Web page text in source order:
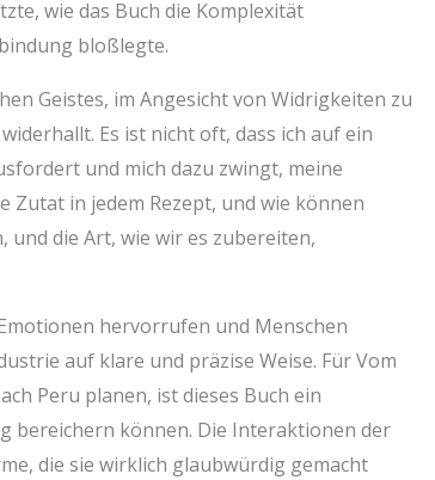
wie das Buch die Komplexität
bloßlegte.
Geistes, im Angesicht von Widrigkeiten zu
Es ist nicht oft, dass ich auf ein
und mich dazu zwingt, meine
in jedem Rezept, und wie können
und die Art, wie wir es zubereiten,
hervorrufen und Menschen
auf klare und präzise Weise. Für Vom
Peru planen, ist dieses Buch ein
bereichern können. Die Interaktionen der
die sie wirklich glaubwürdig gemacht